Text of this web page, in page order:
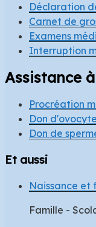
Déclaration
Carnet de
Examens
Interruption
Assistance
Procréation
Don
Don de
Et aussi
Naissance et
Famille -